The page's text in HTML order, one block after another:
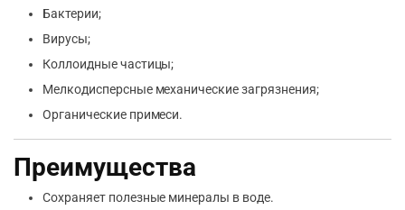
Бактерии;
Вирусы;
Коллоидные частицы;
Мелкодисперсные механические загрязнения;
Органические примеси.
Преимущества
Сохраняет полезные минералы в воде.